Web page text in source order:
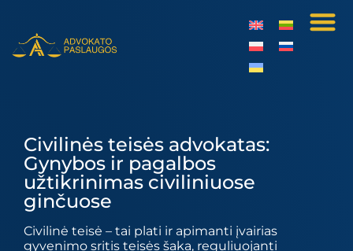
Civilinės teisės advokatas:
Gynybos ir pagalbos
užtikrinimas civiliniuose
ginčuose
Civilinė teisė – tai plati ir apimanti įvairias
gyvenimo sritis teisės šaka, reguliuojanti